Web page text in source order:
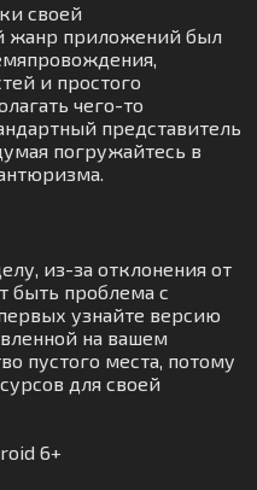
своей
жанр приложений был
и простого
чего-то
представитель
погружайтесь в
из-за отклонения от
быть проблема с
узнайте версию
на вашем
пустого места, потому
для своей
6+